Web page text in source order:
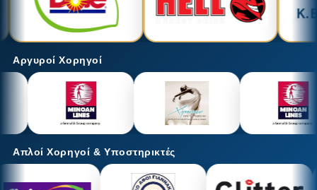
Αργυροί Χορηγοί
Απλοί Χορηγοί & Υποστηρικτές